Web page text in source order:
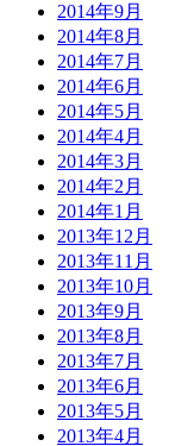
2014年9月
2014年8月
2014年7月
2014年6月
2014年5月
2014年4月
2014年3月
2014年2月
2014年1月
2013年12月
2013年11月
2013年10月
2013年9月
2013年8月
2013年7月
2013年6月
2013年5月
2013年4月